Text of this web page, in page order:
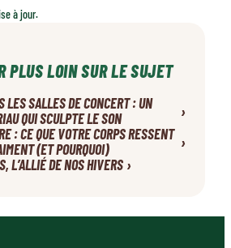
à jour.
PLUS LOIN SUR LE SUJET
LES SALLES DE CONCERT : UN
QUI SCULPTE LE SON
›
: CE QUE VOTRE CORPS RESSENT
(ET POURQUOI)
›
L’ALLIÉ DE NOS HIVERS›